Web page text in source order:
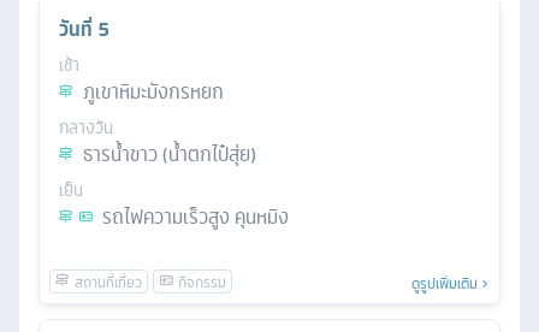
วันที่ 5
เช้า
ภูเขาหิมะมังกรหยก
กลางวัน
ธารน้ำขาว (น้ำตกไป๋สุ่ย)
เย็น
รถไฟความเร็วสูง คุนหมิง
ดูรูปเพิ่มเติม